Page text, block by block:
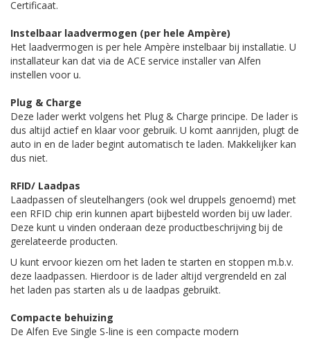
Certificaat.
Instelbaar laadvermogen (per hele Ampère)
Het laadvermogen is per hele Ampère instelbaar bij installatie. U
installateur kan dat via de ACE service installer van Alfen
instellen voor u.
Plug & Charge
Deze lader werkt volgens het Plug & Charge principe. De lader is
dus altijd actief en klaar voor gebruik. U komt aanrijden, plugt de
auto in en de lader begint automatisch te laden. Makkelijker kan
dus niet.
RFID/ Laadpas
Laadpassen of sleutelhangers (ook wel druppels genoemd) met
een RFID chip erin kunnen apart bijbesteld worden bij uw lader.
Deze kunt u vinden onderaan deze productbeschrijving bij de
gerelateerde producten.
U kunt ervoor kiezen om het laden te starten en stoppen m.b.v.
deze laadpassen. Hierdoor is de lader altijd vergrendeld en zal
het laden pas starten als u de laadpas gebruikt.
Compacte behuizing
De Alfen Eve Single S-line is een compacte modern